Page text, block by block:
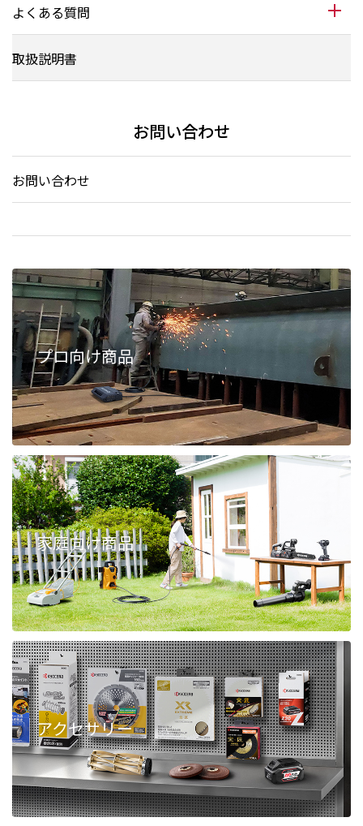
よくある質問
取扱説明書
お問い合わせ
お問い合わせ
プロ向け商品
家庭向け商品
アクセサリー